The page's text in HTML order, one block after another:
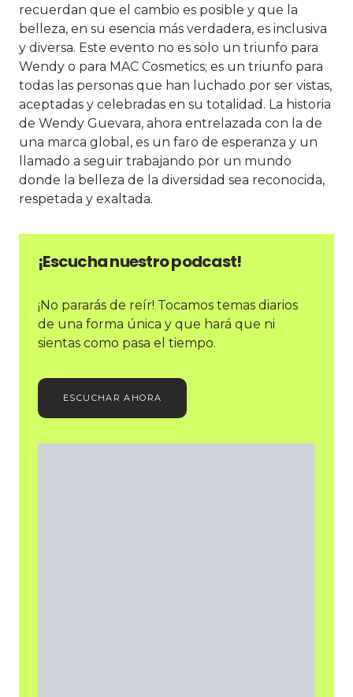
recuerdan que el cambio es posible y que la
belleza, en su esencia más verdadera, es inclusiva
y diversa. Este evento no es solo un triunfo para
Wendy o para MAC Cosmetics; es un triunfo para
todas las personas que han luchado por ser vistas,
aceptadas y celebradas en su totalidad. La historia
de Wendy Guevara, ahora entrelazada con la de
una marca global, es un faro de esperanza y un
llamado a seguir trabajando por un mundo
donde la belleza de la diversidad sea reconocida,
respetada y exaltada.
¡Escucha nuestro podcast!
¡No pararás de reír! Tocamos temas diarios
de una forma única y que hará que ni
sientas como pasa el tiempo.
ESCUCHAR AHORA